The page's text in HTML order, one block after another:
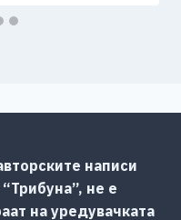
написи
не е
на уредувачката